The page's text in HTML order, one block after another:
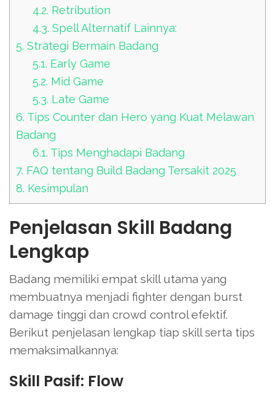
4.2. Retribution
4.3. Spell Alternatif Lainnya:
5. Strategi Bermain Badang
5.1. Early Game
5.2. Mid Game
5.3. Late Game
6. Tips Counter dan Hero yang Kuat Melawan
Badang
6.1. Tips Menghadapi Badang
7. FAQ tentang Build Badang Tersakit 2025
8. Kesimpulan
Penjelasan Skill Badang
Lengkap
Badang memiliki empat skill utama yang
membuatnya menjadi fighter dengan burst
damage tinggi dan crowd control efektif.
Berikut penjelasan lengkap tiap skill serta tips
memaksimalkannya:
Skill Pasif: Flow